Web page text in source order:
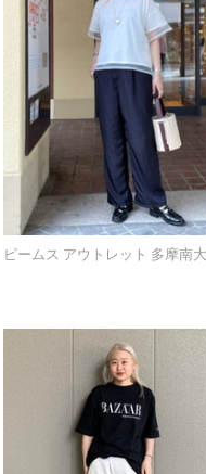
ビームス アウトレット 多摩南